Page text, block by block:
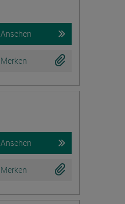
Ansehen
Merken
Ansehen
Merken